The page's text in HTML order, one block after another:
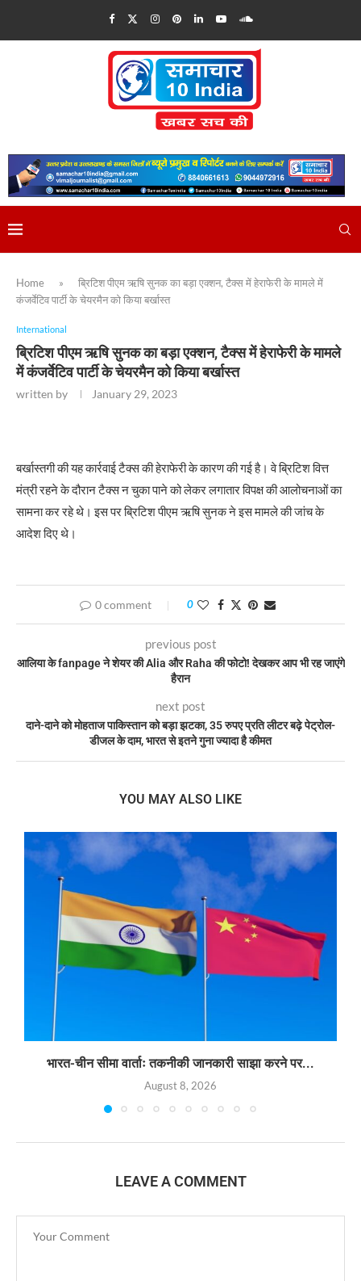
Home »
ब्रिटिश पीएम ऋषि सुनक का बड़ा एक्शन, टैक्स में हेराफेरी के मामले में
कंजर्वेटिव पार्टी के चेयरमैन को किया बर्खास्त
International
ब्रिटिश पीएम ऋषि सुनक का बड़ा एक्शन, टैक्स में हेराफेरी के मामले
में कंजर्वेटिव पार्टी के चेयरमैन को किया बर्खास्त
written by January 29, 2023
बर्खास्तगी की यह कार्रवाई टैक्स की हेराफेरी के कारण की गई है। वे ब्रिटिश वित्त
मंत्री रहने के दौरान टैक्स न चुका पाने को लेकर लगातार विपक्ष की आलोचनाओं का
सामना कर रहे थे। इस पर ब्रिटिश पीएम ऋषि सुनक ने इस मामले की जांच के
आदेश दिए थे।
0 comment 0
previous post
आलिया के fanpage ने शेयर की Alia और Raha की फोटो! देखकर आप भी रह जाएंगे
हैरान
next post
दाने-दाने को मोहताज पाकिस्तान को बड़ा झटका, 35 रुपए प्रति लीटर बढ़े पेट्रोल-
डीजल के दाम, भारत से इतने गुना ज्यादा है कीमत
YOU MAY ALSO LIKE
भारत-चीन सीमा वार्ताः तकनीकी जानकारी साझा करने पर...
August 8, 2026
LEAVE A COMMENT